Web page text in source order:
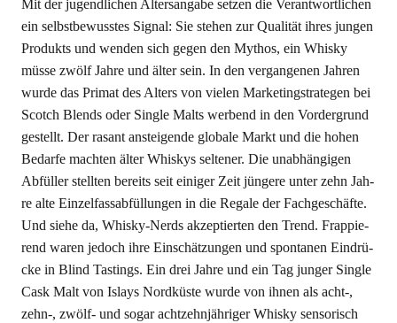
Mit der jugend­li­chen Alters­an­ga­be set­zen die Ver­ant­wort­li­chen
ein selbst­be­wuss­tes Signal: Sie ste­hen zur Qua­li­tät ihres jun­gen
Pro­dukts und wen­den sich gegen den Mythos, ein Whis­ky
müs­se zwölf Jah­re und älter sein. In den ver­gan­ge­nen Jah­ren
wur­de das Pri­mat des Alters von vie­len Mar­ke­ting­stra­te­gen bei
Scotch Blends oder Sin­gle Malts wer­bend in den Vor­der­grund
gestellt. Der rasant anstei­gen­de glo­ba­le Markt und die hohen
Bedar­fe mach­ten älter Whis­kys sel­te­ner. Die unab­hän­gi­gen
Abfül­ler stell­ten bereits seit eini­ger Zeit jün­ge­re unter zehn Jah­
re alte Ein­zel­fass­ab­fül­lun­gen in die Rega­le der Fach­ge­schäf­te.
Und sie­he da, Whis­ky-Nerds akzep­tier­ten den Trend. Frap­pie­
rend waren jedoch ihre Ein­schät­zun­gen und spon­ta­nen Ein­drü­
cke in Blind Tastings. Ein drei Jah­re und ein Tag jun­ger Sin­gle
Cask Malt von Islays Nord­küs­te wur­de von ihnen als acht‑,
zehn‑, zwölf- und sogar acht­zehn­jäh­ri­ger Whis­ky sen­so­risch